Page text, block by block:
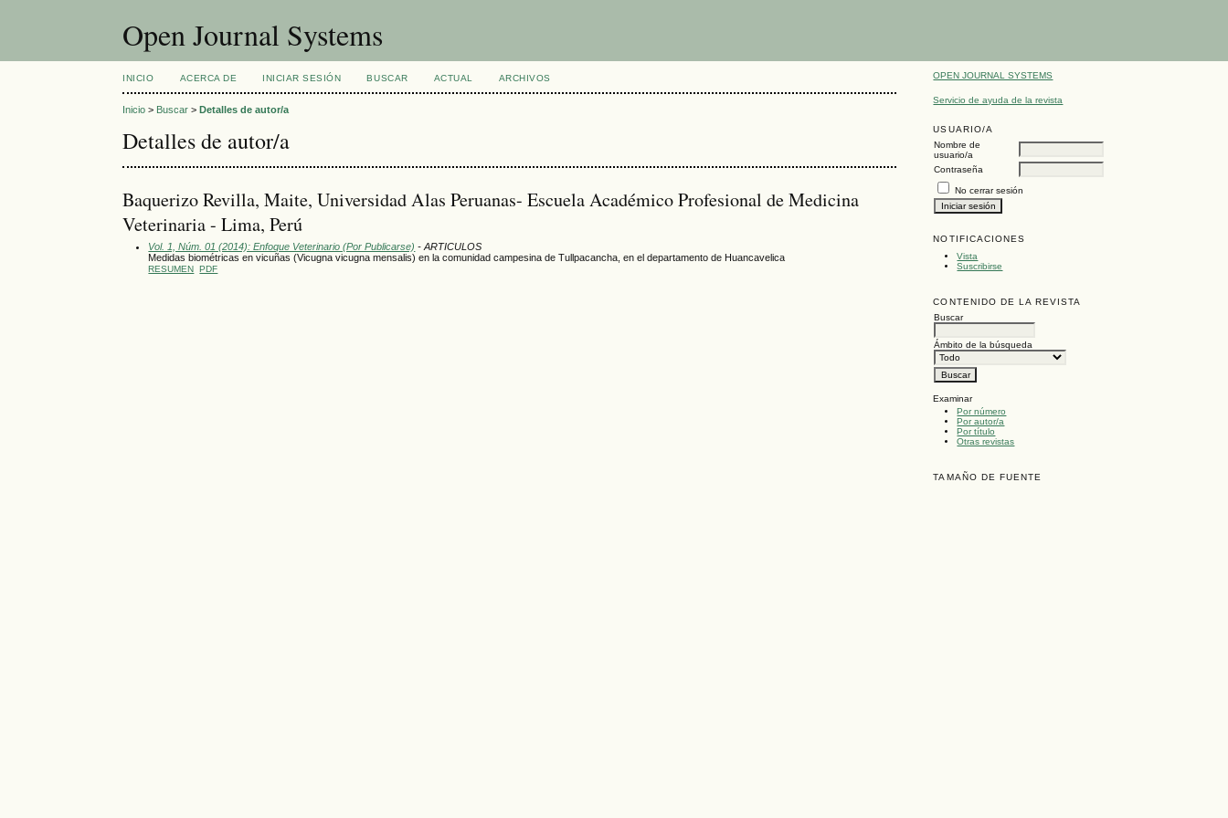
Open Journal Systems
OPEN JOURNAL SYSTEMS
Servicio de ayuda de la revista
USUARIO/A
Nombre de
usuario/a
Contraseña
No cerrar sesión
NOTIFICACIONES
Vista
Suscribirse
CONTENIDO DE LA REVISTA
Buscar
Ámbito de la búsqueda
Examinar
Por número
Por autor/a
Por título
Otras revistas
TAMAÑO DE FUENTE
INICIO ACERCA DE INICIAR SESIÓN BUSCAR ACTUAL ARCHIVOS
Inicio > Buscar >Detalles de autor/a
Detalles de autor/a
Baquerizo Revilla, Maite, Universidad Alas Peruanas- Escuela Académico Profesional de Medicina
Veterinaria - Lima, Perú
Vol. 1, Núm. 01 (2014): Enfoque Veterinario (Por Publicarse) - ARTICULOS
Medidas biométricas en vicuñas (Vicugna vicugna mensalis) en la comunidad campesina de Tullpacancha, en el departamento de Huancavelica
RESUMEN PDF